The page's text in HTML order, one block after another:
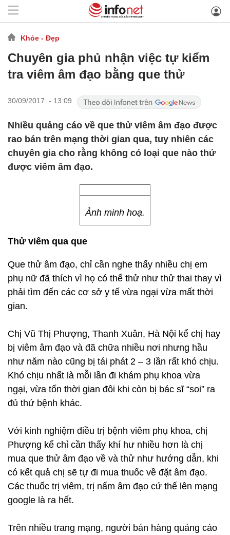
Khỏe - Đẹp
Chuyên gia phủ nhận việc tự kiểm
tra viêm âm đạo bằng que thử
30/09/2017 - 13:09
Nhiều quảng cáo về que thử viêm âm đạo được
rao bán trên mạng thời gian qua, tuy nhiên các
chuyên gia cho rằng không có loại que nào thử
được viêm âm đạo.
Ảnh minh hoạ.
Thử viêm qua que
Que thử âm đạo, chỉ cần nghe thấy nhiều chị em
phụ nữ đã thích vì họ có thể thử như thử thai thay vì
phải tìm đến các cơ sở y tế vừa ngại vừa mất thời
gian.
Chị Vũ Thị Phượng, Thanh Xuân, Hà Nội kể chị hay
bị viêm âm đạo và đã chữa nhiều nơi nhưng hầu
như năm nào cũng bị tái phát 2 – 3 lần rất khó chịu.
Khó chịu nhất là mỗi lần đi khám phụ khoa vừa
ngại, vừa tốn thời gian đôi khi còn bị bác sĩ “soi” ra
đủ thứ bệnh khác.
Với kinh nghiệm điều trị bệnh viêm phụ khoa, chị
Phượng kể chỉ cần thấy khí hư nhiều hơn là chị
mua que thử âm đạo về và thử như hướng dẫn, khi
có kết quả chị sẽ tự đi mua thuốc về đặt âm đạo.
Các thuốc trị viêm, trị nấm âm đạo cứ thế lên mạng
google là ra hết.
Trên nhiều trang mạng, người bán hàng quảng cáo